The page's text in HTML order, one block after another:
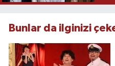
Bunlar da ilginizi